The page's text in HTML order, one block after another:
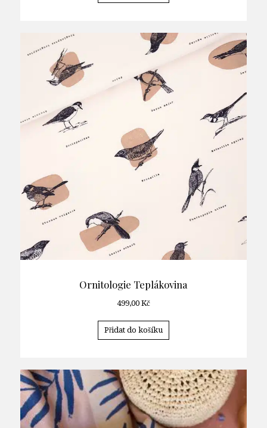
Ornitologie Teplákovina
499,00 Kč
Přidat do košíku